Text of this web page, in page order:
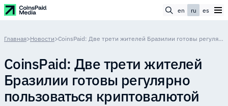
en ru es
Главная>Новости> CoinsPaid: Две трети жителей Бразилии готовы регулярно пользоваться криптовалютой
CoinsPaid: Две трети жителей
Бразилии готовы регулярно
пользоваться криптовалютой